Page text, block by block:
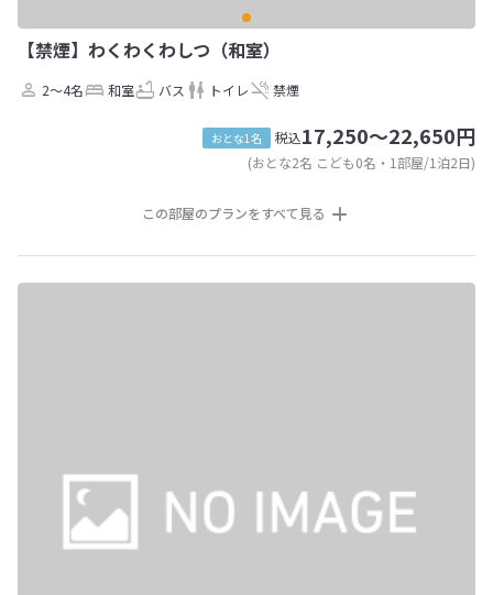
【禁煙】わくわくわしつ（和室）
2～4名 和室 バス トイレ 禁煙
おとな1名 税込17,250～22,650円
(おとな2名 こども0名・1部屋/1泊2日)
この部屋のプランをすべて見る